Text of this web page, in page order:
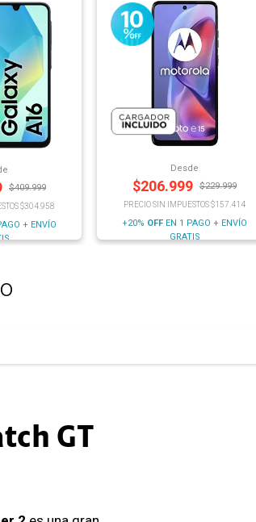
$409.999
$304.958
+ ENVÍO
Desde
$206.999 $229.999
PRECIO SIN IMPUESTOS $157.414
+20% OFF EN 1 PAGO + ENVÍO
GRATIS
GT